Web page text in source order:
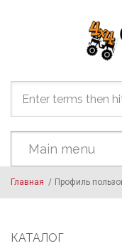
Форма
поиска
Главная / Профиль
КАТАЛОГ